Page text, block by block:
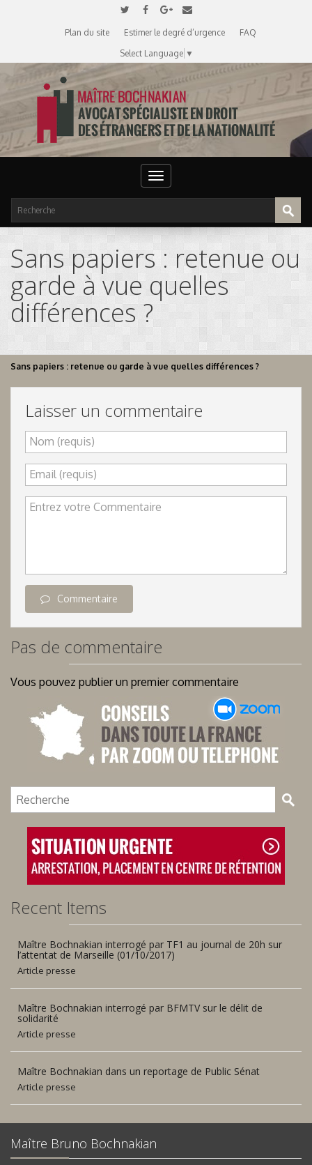
Plan du site Estimer le degré d’urgence
FAQ
Select Language ▼
Toggle
navigation
Sans papiers : retenue ou
garde à vue quelles
différences ?
Sans papiers : retenue ou garde à vue quelles différences ?
Laisser un commentaire
Nom (requis)
Email (requis)
Entrez votre Commentaire
Commentaire
Pas de commentaire
Vous pouvez publier un premier commentaire
Recent Items
Maître Bochnakian interrogé par TF1 au journal de 20h sur
l’attentat de Marseille (01/10/2017)
Article presse
Maître Bochnakian interrogé par BFMTV sur le délit de
solidarité
Article presse
Maître Bochnakian dans un reportage de Public Sénat
Article presse
Maître Bruno Bochnakian